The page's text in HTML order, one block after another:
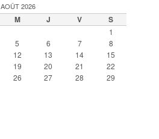
AOÛT 2026
M J V S
1
5 6 7
8
12 13 14
15
19 20 21
22
26 27 28
29